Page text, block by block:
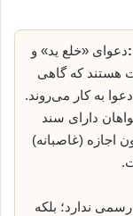
دعوای «خلع ید» و
هستند که گاهی
به کار می‌روند.
دارای سند
اجازه (غاصبانه)
ندارد؛ بلکه